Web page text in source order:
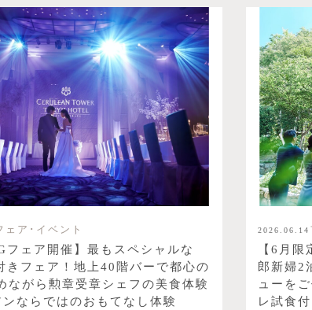
ェア･イベント
フェア開催】最もスペシャルな
きフェア！地上40階バーで都心の
ながら勲章受章シェフの美食体験
ならではのおもてなし体験
2026.06.14
【6月
郎新婦2
ューを
レ試食付